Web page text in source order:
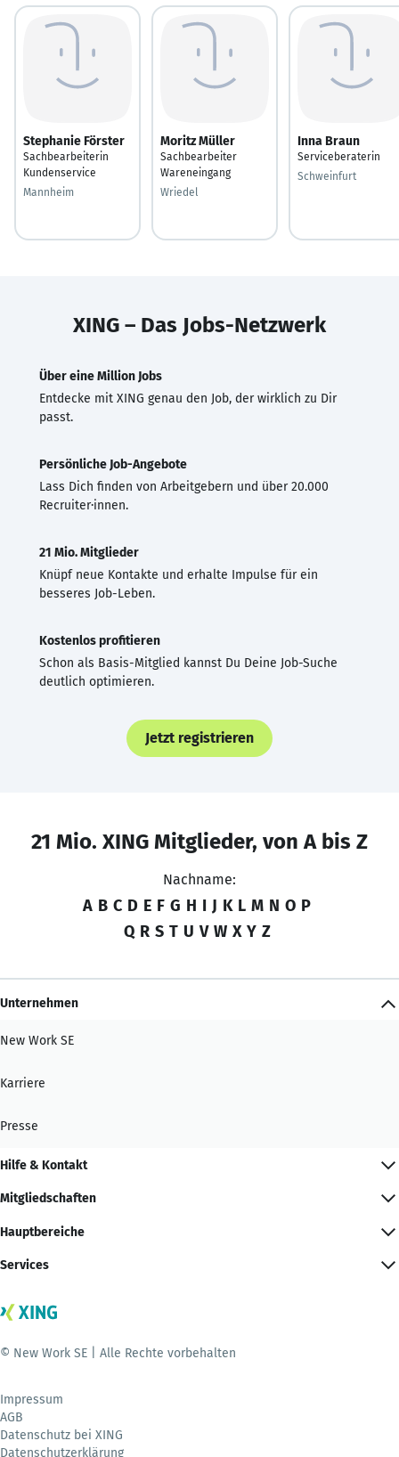
Stephanie Förster
Sachbearbeiterin
Kundenservice
Mannheim
Moritz Müller
Sachbearbeiter
Wareneingang
Wriedel
Inna Braun
Serviceberaterin
Schweinfurt
XING – Das Jobs-Netzwerk
Über eine Million Jobs
Entdecke mit XING genau den Job, der wirklich zu Dir
passt.
Persönliche Job-Angebote
Lass Dich finden von Arbeitgebern und über 20.000
Recruiter·innen.
21 Mio. Mitglieder
Knüpf neue Kontakte und erhalte Impulse für ein
besseres Job-Leben.
Kostenlos profitieren
Schon als Basis-Mitglied kannst Du Deine Job-Suche
deutlich optimieren.
Jetzt registrieren
21 Mio. XING Mitglieder, von A bis Z
Nachname:
A B C D E F G H I J K L M N O P
Q R S T U V W X Y Z
Unternehmen
New Work SE
Karriere
Presse
Hilfe & Kontakt
Mitgliedschaften
Hauptbereiche
Services
© New Work SE | Alle Rechte vorbehalten
Impressum
AGB
Datenschutz bei XING
Datenschutzerklärung